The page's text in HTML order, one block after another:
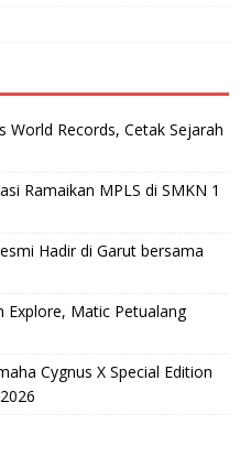
World Records, Cetak Sejarah
Ramaikan MPLS di SMKN 1
Hadir di Garut bersama
Explore, Matic Petualang
Cygnus X Special Edition